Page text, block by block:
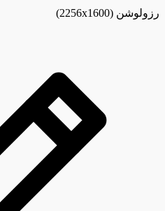
رزولوشن (2256x1600)